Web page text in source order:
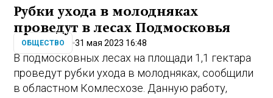
Рубки ухода в молодняках
проведут в лесах Подмосковья
ОБЩЕСТВО 31 мая 2023 16:48
В подмосковных лесах на площади 1,1 гектара
проведут рубки ухода в молодняках, сообщили
в областном Комлесхозе. Данную работу,